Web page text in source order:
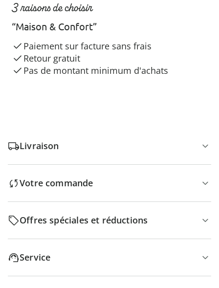
3 raisons de choisir
“Maison & Confort”
Paiement sur facture sans frais
Retour gratuit
Pas de montant minimum d'achats
Livraison
Votre commande
Offres spéciales et réductions
Service